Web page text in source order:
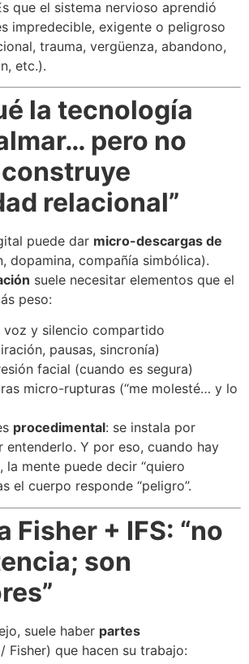
que el sistema nervioso aprendió
impredecible, exigente o peligroso
trauma, vergüenza, abandono,
etc.).
la tecnología
pero no
relacional”
puede dar micro-descargas de
dopamina, compañía simbólica).
suele necesitar elementos que el
peso:
voz y silencio compartido
pausas, sincronía)
facial (cuando es segura)
micro-rupturas (“me molesté… y lo
procedimental: se instala por
entenderlo. Y por eso, cuando hay
la mente puede decir “quiero
el cuerpo responde “peligro”.
Fisher + IFS: “no
son
suele haber partes
/ Fisher) que hacen su trabajo: